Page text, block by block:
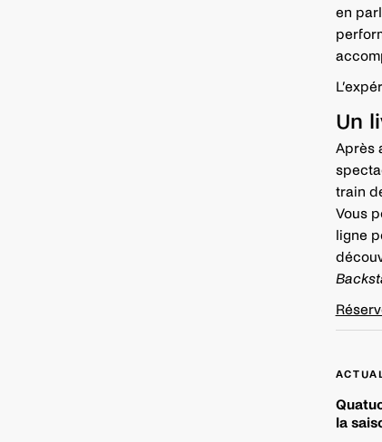
en
Un
Après
train
Vous
ligne
la